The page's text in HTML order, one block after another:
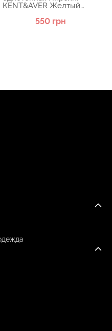
KENT&AVER Желтый
550 грн